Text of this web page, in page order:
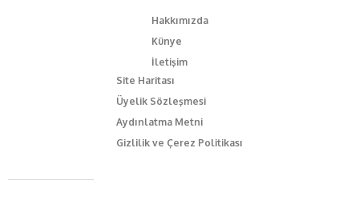
Hakkımızda
Künye
İletişim
Site Haritası
Üyelik Sözleşmesi
Aydınlatma Metni
Gizlilik ve Çerez Politikası
Caferağa Mah. Dr. Şakir Paşa Sok. No3/A Kadıköy İstanbul